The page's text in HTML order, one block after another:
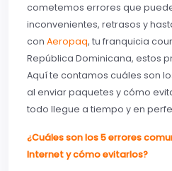
cometemos errores que
inconvenientes, retrasos y
con Aeropaq, tu franquicia
República Dominicana, estos
Aquí te contamos cuáles son
al enviar paquetes y cómo
todo llegue a tiempo y en
¿Cuáles son los 5 errores
Internet y cómo evitarlos?